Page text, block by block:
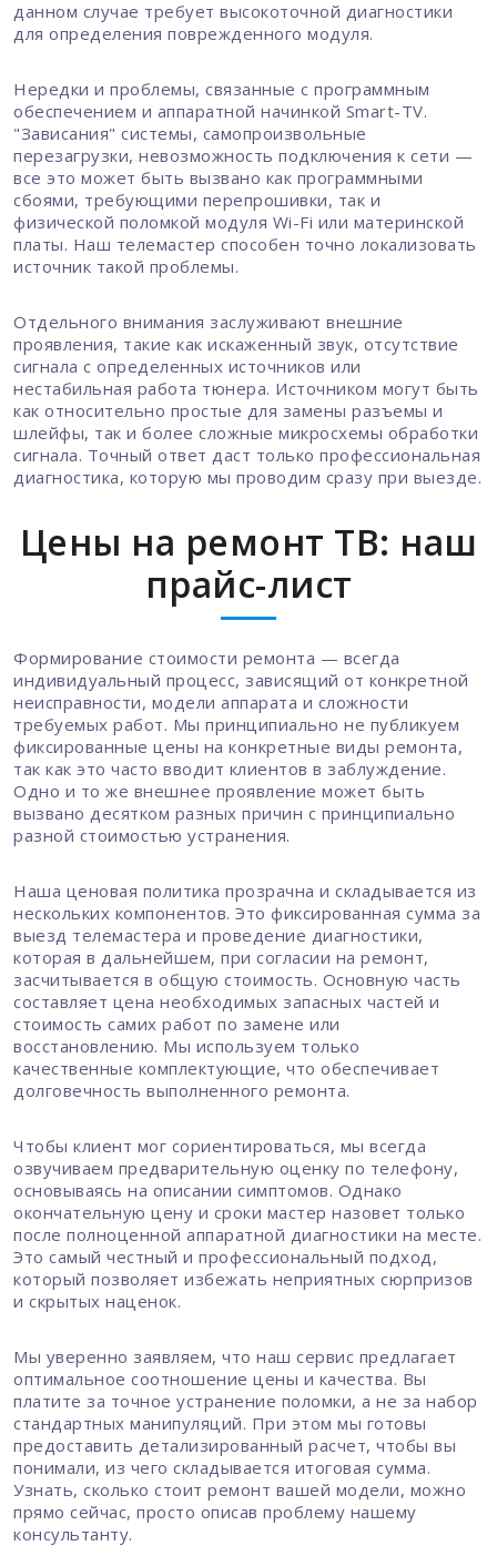
данном случае требует высокоточной диагностики
для определения поврежденного модуля.
Нередки и проблемы, связанные с программным
обеспечением и аппаратной начинкой Smart-TV.
"Зависания" системы, самопроизвольные
перезагрузки, невозможность подключения к сети —
все это может быть вызвано как программными
сбоями, требующими перепрошивки, так и
физической поломкой модуля Wi-Fi или материнской
платы. Наш телемастер способен точно локализовать
источник такой проблемы.
Отдельного внимания заслуживают внешние
проявления, такие как искаженный звук, отсутствие
сигнала с определенных источников или
нестабильная работа тюнера. Источником могут быть
как относительно простые для замены разъемы и
шлейфы, так и более сложные микросхемы обработки
сигнала. Точный ответ даст только профессиональная
диагностика, которую мы проводим сразу при выезде.
Цены на ремонт ТВ: наш
прайс-лист
Формирование стоимости ремонта — всегда
индивидуальный процесс, зависящий от конкретной
неисправности, модели аппарата и сложности
требуемых работ. Мы принципиально не публикуем
фиксированные цены на конкретные виды ремонта,
так как это часто вводит клиентов в заблуждение.
Одно и то же внешнее проявление может быть
вызвано десятком разных причин с принципиально
разной стоимостью устранения.
Наша ценовая политика прозрачна и складывается из
нескольких компонентов. Это фиксированная сумма за
выезд телемастера и проведение диагностики,
которая в дальнейшем, при согласии на ремонт,
засчитывается в общую стоимость. Основную часть
составляет цена необходимых запасных частей и
стоимость самих работ по замене или
восстановлению. Мы используем только
качественные комплектующие, что обеспечивает
долговечность выполненного ремонта.
Чтобы клиент мог сориентироваться, мы всегда
озвучиваем предварительную оценку по телефону,
основываясь на описании симптомов. Однако
окончательную цену и сроки мастер назовет только
после полноценной аппаратной диагностики на месте.
Это самый честный и профессиональный подход,
который позволяет избежать неприятных сюрпризов
и скрытых наценок.
Мы уверенно заявляем, что наш сервис предлагает
оптимальное соотношение цены и качества. Вы
платите за точное устранение поломки, а не за набор
стандартных манипуляций. При этом мы готовы
предоставить детализированный расчет, чтобы вы
понимали, из чего складывается итоговая сумма.
Узнать, сколько стоит ремонт вашей модели, можно
прямо сейчас, просто описав проблему нашему
консультанту.